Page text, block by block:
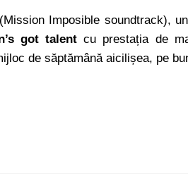
Imposible soundtrack),
got talent cu prestația de
de săptămână aicilișea, pe